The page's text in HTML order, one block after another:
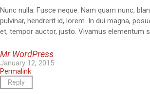
Nunc nulla. Fusce neque. Nam quam nunc,
pulvinar, hendrerit id, lorem. In dui magna,
et, tempor auctor, justo. Vivamus elementum
Mr WordPress
January 12, 2015
Permalink
Reply